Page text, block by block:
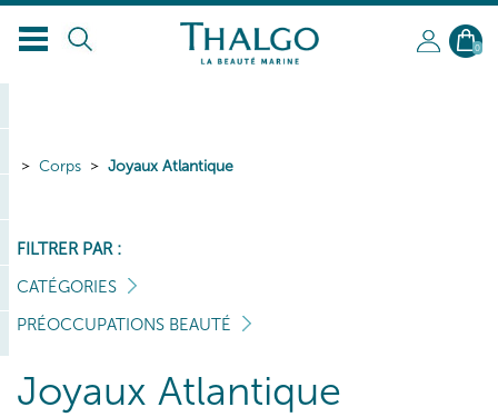
FR
0
Corps Joyaux Atlantique
FILTRER PAR :
CATÉGORIES
PRÉOCCUPATIONS BEAUTÉ
Joyaux Atlantique